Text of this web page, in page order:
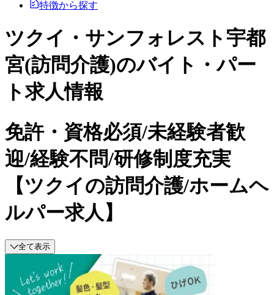
特徴から探す
ツクイ・サンフォレスト宇都
宮(訪問介護)のバイト・パー
ト求人情報
免許・資格必須/未経験者歓
迎/経験不問/研修制度充実
【ツクイの訪問介護/ホームヘ
ルパー求人】
全て表示